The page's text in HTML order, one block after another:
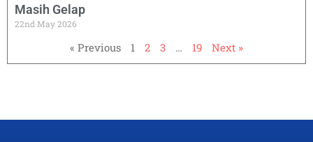
Masih Gelap
22nd May 2026
« Previous 1 2 3 … 19 Next »